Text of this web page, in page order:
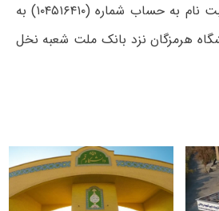
ریال) بابت حق ثبت نام به حساب شماره (۱۰۴۵۱۶۴۱۰) به
هرمزگان نزد بانک ملت شعبه نخل